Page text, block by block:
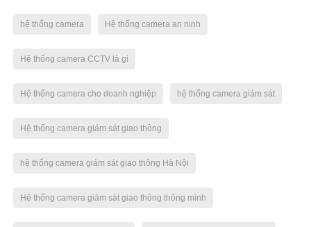
hệ thống camera Hệ thống camera an ninh
Hệ thống camera CCTV là gì
Hệ thống camera cho doanh nghiệp hệ thống camera giám sát
Hệ thống camera giám sát giao thông
hệ thống camera giám sát giao thông Hà Nội
Hệ thống camera giám sát giao thông thông minh